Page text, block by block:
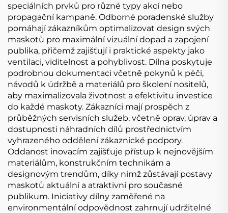
speciálních prvků pro různé typy akcí nebo
propagační kampaně. Odborné poradenské služby
pomáhají zákazníkům optimalizovat design svých
maskotů pro maximální vizuální dopad a zapojení
publika, přičemž zajišťují i praktické aspekty jako
ventilaci, viditelnost a pohyblivost. Dílna poskytuje
podrobnou dokumentaci včetně pokynů k péči,
návodů k údržbě a materiálů pro školení nositelů,
aby maximalizovala životnost a efektivitu investice
do každé maskoty. Zákazníci mají prospěch z
průběžných servisních služeb, včetně oprav, úprav a
dostupnosti náhradních dílů prostřednictvím
vyhrazeného oddělení zákaznické podpory.
Oddanost inovacím zajišťuje přístup k nejnovějším
materiálům, konstrukčním technikám a
designovým trendům, díky nimž zůstávají postavy
maskotů aktuální a atraktivní pro současné
publikum. Iniciativy dílny zaměřené na
environmentální odpovědnost zahrnují udržitelné